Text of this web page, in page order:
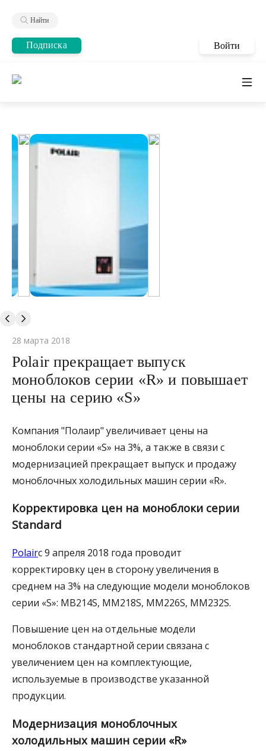
Найти
Подписка Войти
28 марта 2018
Polair прекращает выпуск
моноблоков серии «R» и повышает
цены на серию «S»
Компания "Полаир" увеличивает цены на
моноблоки серии «S» на 3%, а также в связи с
модернизацией прекращает выпуск и продажу
моноблочных холодильных машин серии «R».
Корректировка цен на моноблоки серии
Standard
Polairс 9 апреля 2018 года проводит
корректировку цен в сторону увеличения в
среднем на 3% на следующие модели моноблоков
серии «S»: МВ214S, MM218S, MM226S, MM232S.
Повышение цен на отдельные модели
моноблоков стандартной серии связана с
увеличением цен на комплектующие,
используемые в производстве указанной
продукции.
Модернизация моноблочных
холодильных машин серии «R»